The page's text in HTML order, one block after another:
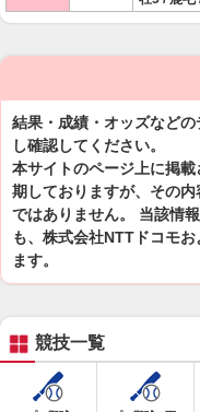
結果・成績・オッズなど
し確認してください。
本サイトのページ上に掲
期しておりますが、その
ではありません。 当該情
も、株式会社NTTドコモ
ます。
競技一覧